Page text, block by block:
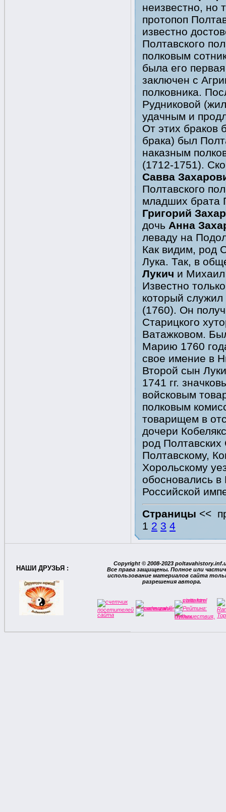
неизвестно, но
протопоп
известно
Полтавского
полковым
была его
заключен с
полковника.
Рудниковой
удачным и
От этих
брака) был
наказным
(1712-1751).
Савва
Полтавского
младших брата
Григорий
дочь Анна
леваду на
Как видим, род
Лука. Так, в
Лукич и Михаил
Известно
который
(1760). Он
Старицкого
Ватажковом.
Марию 1760
свое имение в
Второй сын
1741 гг.
войсковым
полковым
товарищем в
дочери
род Полтавских
Полтавскому,
Хорольскому
обосновались в
Российской
Страницы <<
1 2 3 4
НАШИ ДРУЗЬЯ :
Copyright © 2008-2023
Все права защищены. Полное или
использование материалов сайта
разрешения автора.